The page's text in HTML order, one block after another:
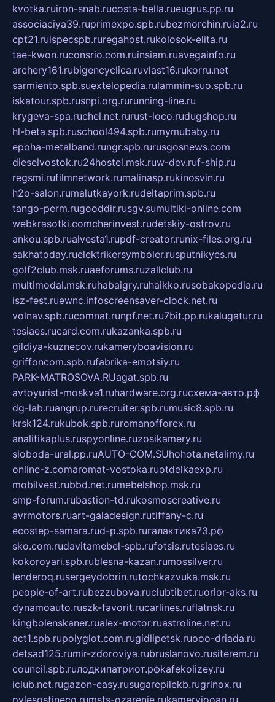
kvotka.ruiron-snab.rucosta-bella.rueugrus.pp.ru
associaciya39.ruprimexpo.spb.rubezmorchin.ruia2.ru
cpt21.ruispecspb.ruregahost.rukolosok-elita.ru
tae-kwon.ruconsrio.com.ruinsiam.ruavegainfo.ru
archery161.rubigencyclica.ruvlast16.rukorru.net
sarmiento.spb.suextelopedia.rulammin-suo.spb.ru
iskatour.spb.rusnpi.org.rurunning-line.ru
krygeva-spa.ruchel.net.rurust-loco.rudugshop.ru
hl-beta.spb.ruschool494.spb.rumymubaby.ru
epoha-metalband.rungr.spb.rurusgosnews.com
dieselvostok.ru24hostel.msk.ruw-dev.ruf-ship.ru
regsmi.rufilmnetwork.rumalinasp.rukinosvin.ru
h2o-salon.rumalutkayork.rudeltaprim.spb.ru
tango-perm.rugooddir.rusgv.sumultiki-online.com
webkrasotki.comcherinvest.rudetskiy-ostrov.ru
ankou.spb.rualvesta1.rupdf-creator.runix-files.org.ru
sakhatoday.ruelektrikersymboler.rusputnikyes.ru
golf2club.msk.ruaeforums.ruzallclub.ru
multimodal.msk.ruhabaigry.ruhaikko.rusobakopedia.ru
isz-fest.ruewnc.infoscreensaver-clock.net.ru
volnav.spb.rucomnat.runpf.net.ru7bit.pp.rukalugatur.ru
tesiaes.rucard.com.rukazanka.spb.ru
gildiya-kuznecov.rukameryboavision.ru
griffoncom.spb.rufabrika-emotsiy.ru
PARK-MATROSOVA.RUagat.spb.ru
avtoyurist-moskva1.ruhardware.org.ruсхема-авто.рф
dg-lab.ruangrup.rurecruiter.spb.rumusic8.spb.ru
krsk124.rukubok.spb.ruromanofforex.ru
analitikaplus.ruspyonline.ruzosikamery.ru
sloboda-ural.pp.ruAUTO-COM.SUhohota.netalimy.ru
online-z.comaromat-vostoka.ruotdelkaexp.ru
mobilvest.rubbd.net.rumebelshop.msk.ru
smp-forum.rubastion-td.rukosmoscreative.ru
avrmotors.ruart-galadesign.rutiffany-c.ru
ecostep-samara.rud-p.spb.ruгалактика73.рф
sko.com.rudavitamebel-spb.rufotsis.rutesiaes.ru
kokoroyari.spb.rublesna-kazan.rumossilver.ru
lenderoq.rusergeydobrin.rutochkazvuka.msk.ru
people-of-art.rubezzubova.ruclubtibet.ruorior-aks.ru
dynamoauto.ruszk-favorit.rucarlines.ruflatnsk.ru
kingbolenskaner.rualex-motor.ruastroline.net.ru
act1.spb.rupolyglot.com.rugidlipetsk.ruooo-driada.ru
detsad125.rumir-zdoroviya.rubruslanovo.rusiterem.ru
council.spb.ruлодкипатриот.рфkafekolizey.ru
iclub.net.rugazon-easy.rusugarepilekb.rugrinox.ru
pylesostineco.rumsts-ozarenie.rukameryjooan.ru